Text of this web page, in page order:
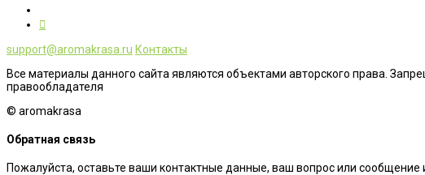
support@aromakrasa.ru Контакты
Все материалы данного сайта являются объектами авторского права.
правообладателя
© aromakrasa
Обратная связь
Пожалуйста, оставьте ваши контактные данные, ваш вопрос или